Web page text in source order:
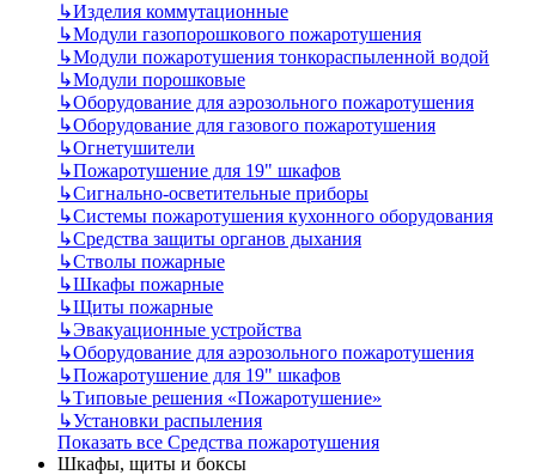
↳Изделия коммутационные
↳Модули газопорошкового пожаротушения
↳Модули пожаротушения тонкораспыленной водой
↳Модули порошковые
↳Оборудование для аэрозольного пожаротушения
↳Оборудование для газового пожаротушения
↳Огнетушители
↳Пожаротушение для 19" шкафов
↳Сигнально-осветительные приборы
↳Системы пожаротушения кухонного оборудования
↳Средства защиты органов дыхания
↳Стволы пожарные
↳Шкафы пожарные
↳Щиты пожарные
↳Эвакуационные устройства
↳Оборудование для аэрозольного пожаротушения
↳Пожаротушение для 19" шкафов
↳Типовые решения «Пожаротушение»
↳Установки распыления
Показать все Средства пожаротушения
Шкафы, щиты и боксы